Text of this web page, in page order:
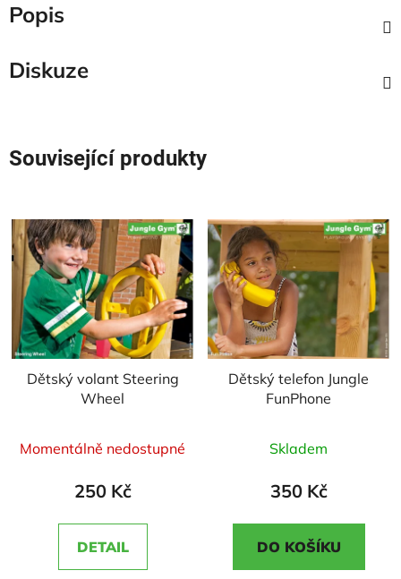
Popis
Diskuze
Související produkty
Dětský volant Steering
Wheel
hodnocení
produktu
5,0
z
Momentálně nedostupné
250 Kč
DETAIL
Dětský telefon Jungle
FunPhone
hodnocení
produktu
5,0
z
Skladem
350 Kč
DO KOŠÍKU